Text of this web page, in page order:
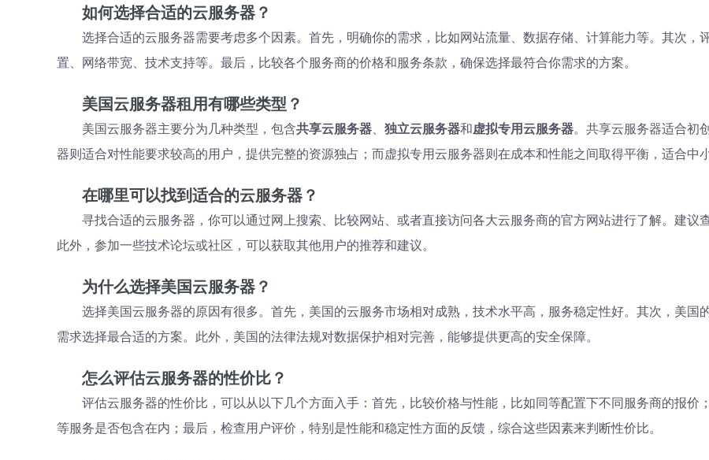
如何选择合适的云服务器？
选择合适的云服务器需要考虑多个因素。首先，明确你的需求，比如网站流量、数据存储、计算能力等。其次，
置、网络带宽、技术支持等。最后，比较各个服务商的价格和服务条款，确保选择最符合你需求的方案。
美国云服务器租用有哪些类型？
美国云服务器主要分为几种类型，包含共享云服务器 独立云服务器和虚拟专用云服务器。共享云服务器适合初
器则适合对性能要求较高的用户，提供完整的资源独占；而虚拟专用云服务器则在成本和性能之间取得平衡，适合中
在哪里可以找到适合的云服务器？
寻找合适的云服务器，你可以通过网上搜索、比较网站、或者直接访问各大云服务商的官方网站进行了解。建议
此外，参加一些技术论坛或社区，可以获取其他用户的推荐和建议。
为什么选择美国云服务器？
选择美国云服务器的原因有很多。首先，美国的云服务市场相对成熟，技术水平高，服务稳定性好。其次，美国
需求选择最合适的方案。此外，美国的法律法规对数据保护相对完善，能够提供更高的安全保障。
怎么评估云服务器的性价比？
评估云服务器的性价比，可以从以下几个方面入手：首先，比较价格与性能，比如同等配置下不同服务商的报价
等服务是否包含在内；最后，检查用户评价，特别是性能和稳定性方面的反馈，综合这些因素来判断性价比。